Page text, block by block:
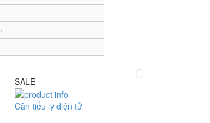
SALE
Cân tiểu ly điện tử